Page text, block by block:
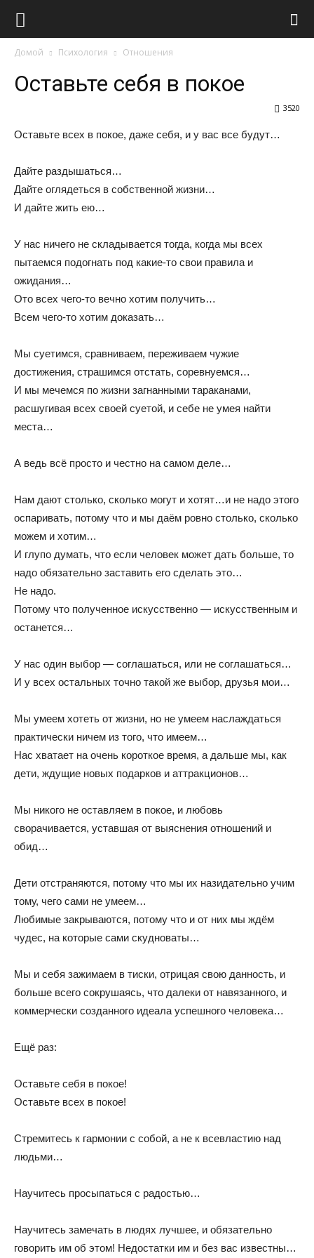
Домой Психология Отношения
Оставьте себя в покое
3520
Оставьте всех в покое, даже себя, и у вас все будут…
Дайте раздышаться…
Дайте оглядеться в собственной жизни…
И дайте жить ею…
У нас ничего не складывается тогда, когда мы всех
пытаемся подогнать под какие-то свои правила и
ожидания…
Ото всех чего-то вечно хотим получить…
Всем чего-то хотим доказать…
Мы суетимся, сравниваем, переживаем чужие
достижения, страшимся отстать, соревнуемся…
И мы мечемся по жизни загнанными тараканами,
расшугивая всех своей суетой, и себе не умея найти
места…
А ведь всё просто и честно на самом деле…
Нам дают столько, сколько могут и хотят…и не надо этого
оспаривать, потому что и мы даём ровно столько, сколько
можем и хотим…
И глупо думать, что если человек может дать больше, то
надо обязательно заставить его сделать это…
Не надо.
Потому что полученное искусственно — искусственным и
останется…
У нас один выбор — соглашаться, или не соглашаться…
И у всех остальных точно такой же выбор, друзья мои…
Мы умеем хотеть от жизни, но не умеем наслаждаться
практически ничем из того, что имеем…
Нас хватает на очень короткое время, а дальше мы, как
дети, ждущие новых подарков и аттракционов…
Мы никого не оставляем в покое, и любовь
сворачивается, уставшая от выяснения отношений и
обид…
Дети отстраняются, потому что мы их назидательно учим
тому, чего сами не умеем…
Любимые закрываются, потому что и от них мы ждём
чудес, на которые сами скудноваты…
Мы и себя зажимаем в тиски, отрицая свою данность, и
больше всего сокрушаясь, что далеки от навязанного, и
коммерчески созданного идеала успешного человека…
Ещё раз:
Оставьте себя в покое!
Оставьте всех в покое!
Стремитесь к гармонии с собой, а не к всевластию над
людьми…
Научитесь просыпаться с радостью…
Научитесь замечать в людях лучшее, и обязательно
говорить им об этом! Недостатки им и без вас известны…